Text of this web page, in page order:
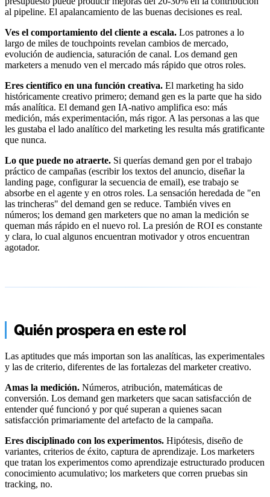
al pipeline. El apalancamiento de las buenas decisiones es real.
Ves el comportamiento del cliente a escala. Los patrones a lo
largo de miles de touchpoints revelan cambios de mercado,
evolución de audiencia, saturación de canal. Los demand gen
marketers a menudo ven el mercado más rápido que otros roles.
Eres científico en una función creativa. El marketing ha sido
históricamente creativo primero; demand gen es la parte que ha sido
más analítica. El demand gen IA-nativo amplifica eso: más
medición, más experimentación, más rigor. A las personas a las que
les gustaba el lado analítico del marketing les resulta más gratificante
que nunca.
Lo que puede no atraerte. Si querías demand gen por el trabajo
práctico de campañas (escribir los textos del anuncio, diseñar la
landing page, configurar la secuencia de email), ese trabajo se
absorbe en el agente y en otros roles. La sensación heredada de "en
las trincheras" del demand gen se reduce. También vives en
números; los demand gen marketers que no aman la medición se
queman más rápido en el nuevo rol. La presión de ROI es constante
y clara, lo cual algunos encuentran motivador y otros encuentran
agotador.
Quién prospera en este rol
Las aptitudes que más importan son las analíticas, las experimentales
y las de criterio, diferentes de las fortalezas del marketer creativo.
Amas la medición. Números, atribución, matemáticas de
conversión. Los demand gen marketers que sacan satisfacción de
entender qué funcionó y por qué superan a quienes sacan
satisfacción primariamente del artefacto de la campaña.
Eres disciplinado con los experimentos. Hipótesis, diseño de
variantes, criterios de éxito, captura de aprendizaje. Los marketers
que tratan los experimentos como aprendizaje estructurado producen
conocimiento acumulativo; los marketers que corren pruebas sin
tracking, no.